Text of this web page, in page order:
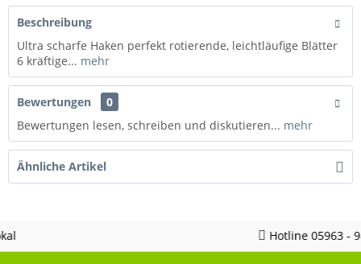
Beschreibung
Ultra scharfe Haken perfekt rotierende, leichtläufige Blätter
6 kräftige... mehr
Bewertungen
0
Bewertungen lesen, schreiben und diskutieren... mehr
Ähnliche Artikel
Hotline 05963 - 982823